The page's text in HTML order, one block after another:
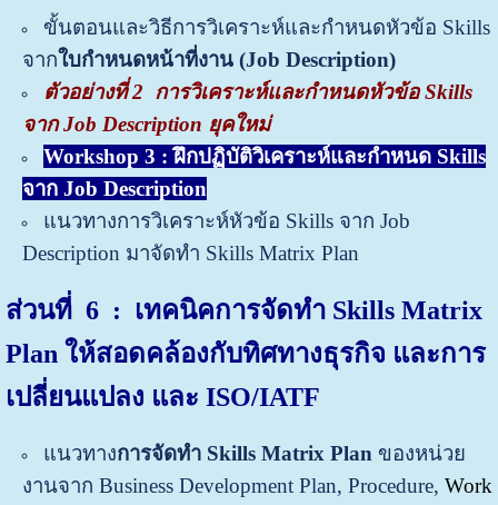
ขั้นตอนและวิธีการวิเคราะห์และกำหนดหัวข้อ Skills
จากใบกำหนดหน้าที่งาน (Job Description)
ตัวอย่างที่ 2 การวิเคราะห์และกำหนดหัวข้อ Skills
จาก Job Description ยุคใหม่
Workshop 3 : ฝึกปฏิบัติวิเคราะห์และกำหนด Skills
จาก Job Description
แนวทางการวิเคราะห์หัวข้อ Skills จาก Job
Description มาจัดทำ Skills Matrix Plan
ส่วนที่ 6 : เทคนิคการจัดทำ SkillsMatrix
Plan ให้สอดคล้องกับทิศทางธุรกิจ และการ
เปลี่ยนแปลง และ ISO/IATF
แนวทางการจัดทำ Skills Matrix Planของหน่วย
งานจาก Business Development Plan, Procedure, Work